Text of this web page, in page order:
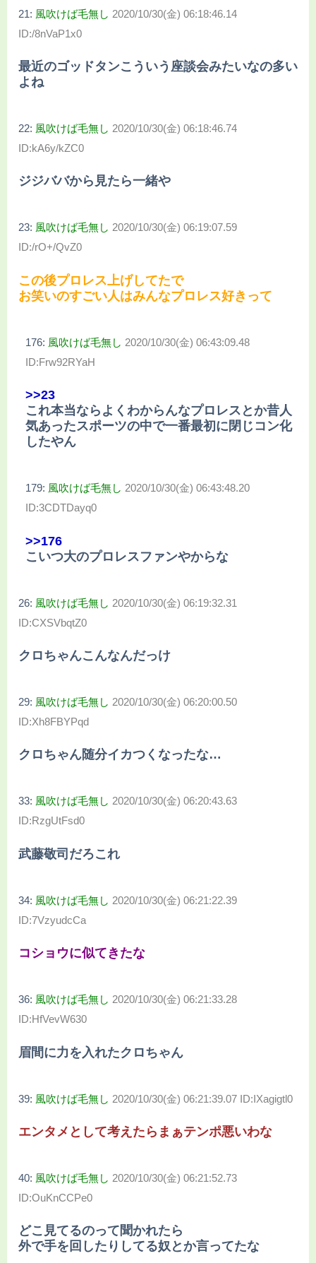
21: 風吹けば毛無し 2020/10/30(金) 06:18:46.14
ID:/8nVaP1x0
最近のゴッドタンこういう座談会みたいなの多い
よね
22: 風吹けば毛無し 2020/10/30(金) 06:18:46.74
ID:kA6y/kZC0
ジジババから見たら一緒や
23: 風吹けば毛無し 2020/10/30(金) 06:19:07.59
ID:/rO+/QvZ0
この後プロレス上げしてたで
お笑いのすごい人はみんなプロレス好きって
176: 風吹けば毛無し 2020/10/30(金) 06:43:09.48
ID:Frw92RYaH
>>23
これ本当ならよくわからんなプロレスとか昔人
気あったスポーツの中で一番最初に閉じコン化
したやん
179: 風吹けば毛無し 2020/10/30(金) 06:43:48.20
ID:3CDTDayq0
>>176
こいつ大のプロレスファンやからな
26: 風吹けば毛無し 2020/10/30(金) 06:19:32.31
ID:CXSVbqtZ0
クロちゃんこんなんだっけ
29: 風吹けば毛無し 2020/10/30(金) 06:20:00.50
ID:Xh8FBYPqd
クロちゃん随分イカつくなったな…
33: 風吹けば毛無し 2020/10/30(金) 06:20:43.63
ID:RzgUtFsd0
武藤敬司だろこれ
34: 風吹けば毛無し 2020/10/30(金) 06:21:22.39
ID:7VzyudcCa
コショウに似てきたな
36: 風吹けば毛無し 2020/10/30(金) 06:21:33.28
ID:HfVevW630
眉間に力を入れたクロちゃん
39: 風吹けば毛無し 2020/10/30(金) 06:21:39.07 ID:IXagigtl0
エンタメとして考えたらまぁテンポ悪いわな
40: 風吹けば毛無し 2020/10/30(金) 06:21:52.73
ID:OuKnCCPe0
どこ見てるのって聞かれたら
外で手を回したりしてる奴とか言ってたな